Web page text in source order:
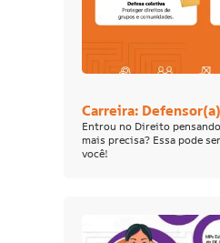
Carreira:
Entrou no Direito
mais precisa? Essa pode
você!